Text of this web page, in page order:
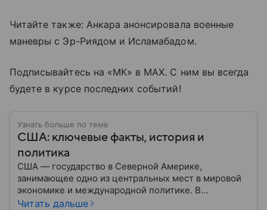
Читайте также: Анкара анонсировала военные
маневры с Эр-Риядом и Исламабадом.
Подписывайтесь на «МК» в MAX. С ним вы всегда
будете в курсе последних событий!
Узнать больше по теме
США: ключевые факты, история и
политика
США — государство в Северной Америке,
занимающее одно из центральных мест в мировой
экономике и международной политике. В
материале — основные сведения об этой стране.
Читать дальше